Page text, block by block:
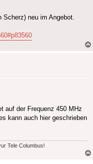
neu im Angebot.
auf der Frequenz 450 MHz
kann auch hier geschrieben
Tele Columbus!